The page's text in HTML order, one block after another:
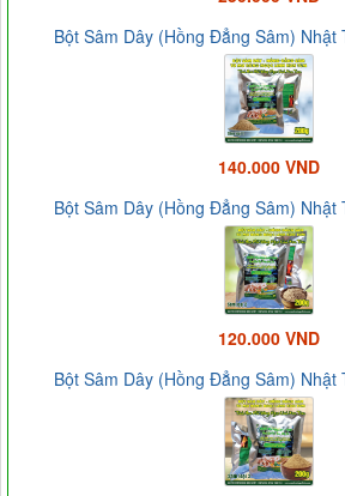
Bột Sâm Dây (Hồng Đẳng Sâm) Nhật
140.000 VND
Bột Sâm Dây (Hồng Đẳng Sâm) Nhật
120.000 VND
Bột Sâm Dây (Hồng Đẳng Sâm) Nhật